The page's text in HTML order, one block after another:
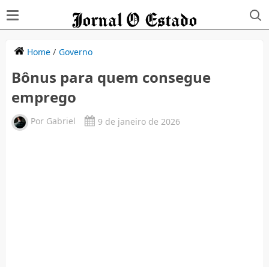
Home/ Governo
Bônus para quem consegue
emprego
Por Gabriel 9 de janeiro de 2026